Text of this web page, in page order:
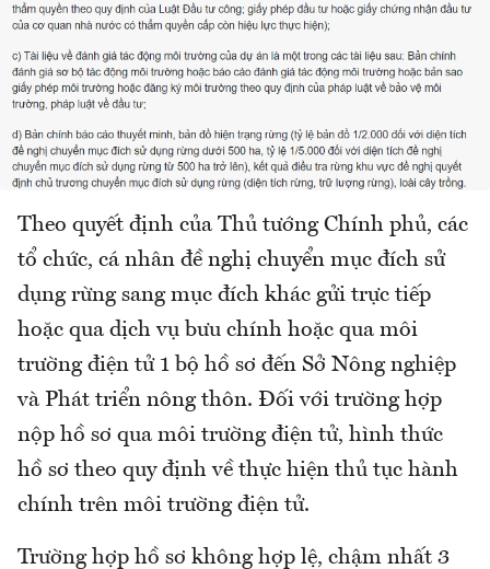
Theo quyết định của Thủ tướng Chính phủ, các
tổ chức, cá nhân đề nghị chuyển mục đích sử
dụng rừng sang mục đích khác gửi trực tiếp
hoặc qua dịch vụ bưu chính hoặc qua môi
trường điện tử 1 bộ hồ sơ đến Sở Nông nghiệp
và Phát triển nông thôn. Đối với trường hợp
nộp hồ sơ qua môi trường điện tử, hình thức
hồ sơ theo quy định về thực hiện thủ tục hành
chính trên môi trường điện tử.
Trường hợp hồ sơ không hợp lệ, chậm nhất 3